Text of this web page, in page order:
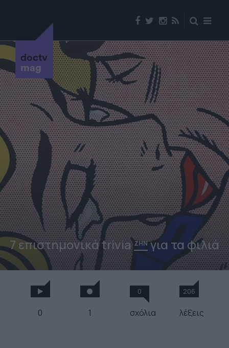
doctv
mag
7 επιστημονικά triviaΖΗΝγια τα φιλιά
0 1
0
σχόλια
206
λέξεις